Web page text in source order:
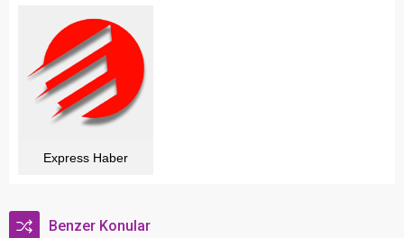
Express Haber
Benzer Konular